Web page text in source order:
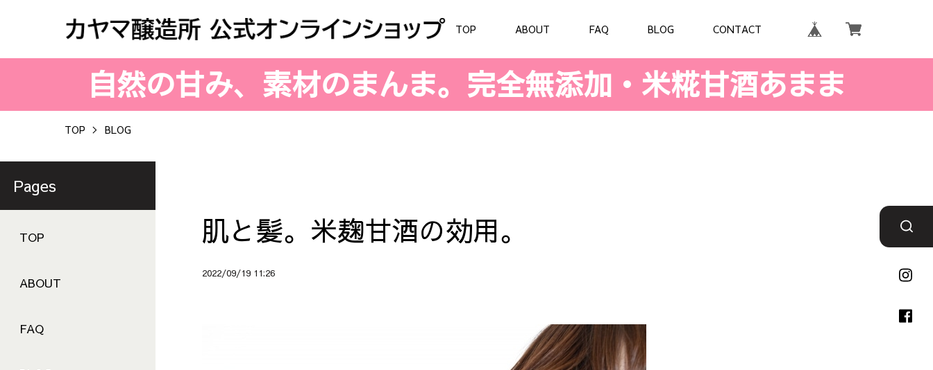
TOP ABOUT FAQ BLOG CONTACT
自然の甘み、素材のまんま。完全無添加・米糀甘酒あまま
TOP BLOG
Pages
TOP
ABOUT
FAQ
肌と髪。米麹甘酒の効用。
2022/09/19 11:26